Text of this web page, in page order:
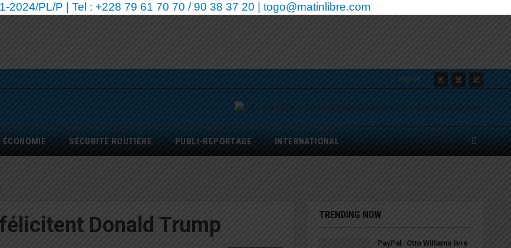
2024/PL/P | Tel : +228 79 61 70 70 / 90 38 37 20 | togo@matinlibre.com
Sign In
ÉCONOMIE SÉCURITÉ ROUTIÈRE PUBLI-REPORTAGE INTERNATIONAL
Donald Trump TRENDING NOW
PayPal : Otto Williams livre